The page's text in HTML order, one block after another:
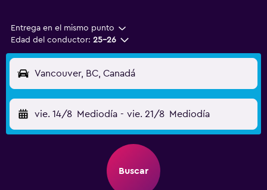
Entrega en el mismo punto
Edad del conductor: 25-26
Vancouver, BC, Canadá
vie. 14/8 Mediodía - vie. 21/8 Mediodía
Buscar